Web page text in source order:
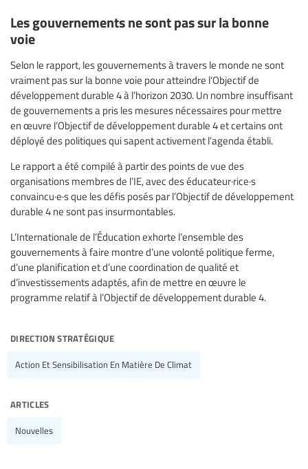
Les gouvernements ne sont pas sur la bonne
voie
Selon le rapport, les gouvernements à travers le monde ne sont
vraiment pas sur la bonne voie pour atteindre l’Objectif de
développement durable 4 à l’horizon 2030. Un nombre insuffisant
de gouvernements a pris les mesures nécessaires pour mettre
en œuvre l’Objectif de développement durable 4 et certains ont
déployé des politiques qui sapent activement l’agenda établi.
Le rapport a été compilé à partir des points de vue des
organisations membres de l’IE, avec des éducateur·rice·s
convaincu·e·s que les défis posés par l’Objectif de développement
durable 4 ne sont pas insurmontables.
L’Internationale de l’Éducation exhorte l’ensemble des
gouvernements à faire montre d’une volonté politique ferme,
d’une planification et d’une coordination de qualité et
d’investissements adaptés, afin de mettre en œuvre le
programme relatif à l’Objectif de développement durable 4.
direction stratégique
Action Et Sensibilisation En Matière De Climat
articles
Nouvelles